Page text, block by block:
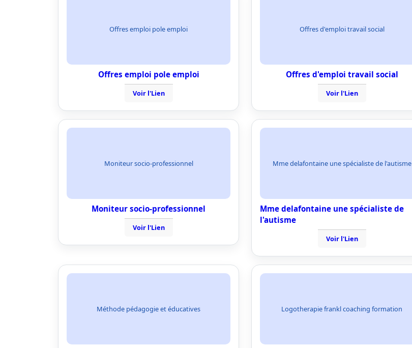
Offres emploi pole emploi
Offres emploi pole emploi
Voir l'Lien
Offres d'emploi travail social
Offres d'emploi travail social
Voir l'Lien
Moniteur socio-professionnel
Moniteur socio-professionnel
Voir l'Lien
Mme delafontaine une spécialiste de l'autisme
Mme delafontaine une spécialiste de
l'autisme
Voir l'Lien
Méthode pédagogie et éducatives Logotherapie frankl coaching formation